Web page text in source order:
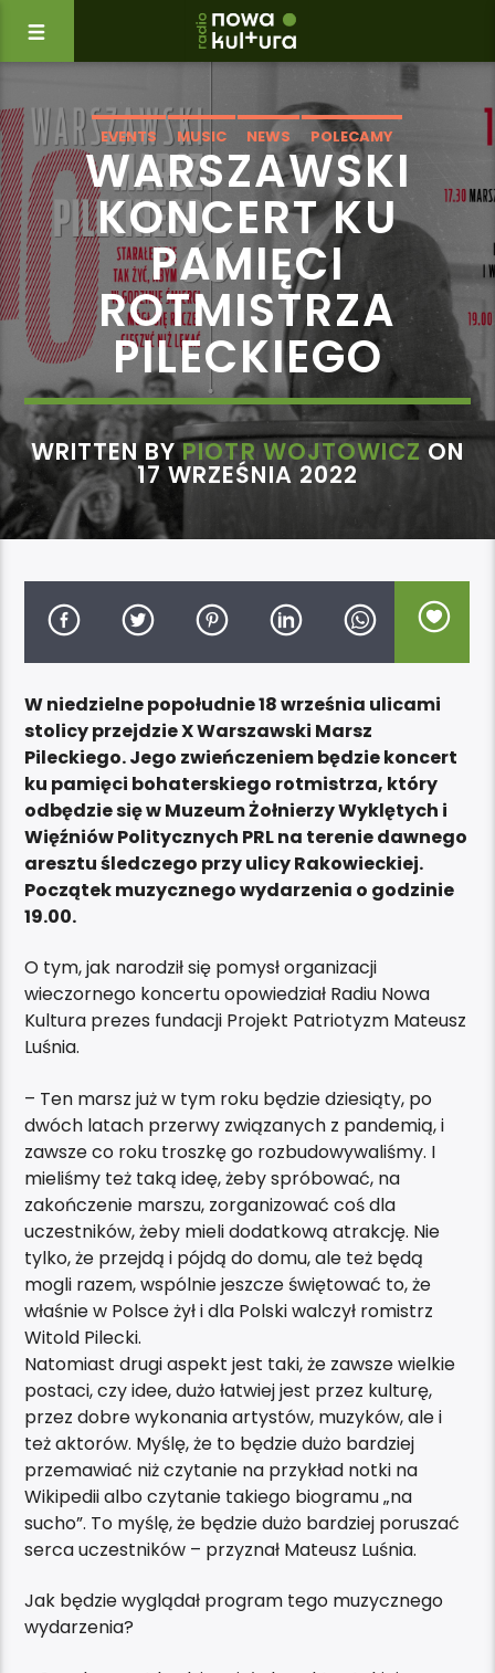
EVENTS MUSIC NEWS POLECAMY
WARSZAWSKI
KONCERT KU
PAMIĘCI
ROTMISTRZA
PILECKIEGO
WRITTEN BYPIOTR WOJTOWICZ ON
17 WRZEŚNIA 2022
W niedzielne popołudnie 18 września ulicami
stolicy przejdzie X Warszawski Marsz
Pileckiego. Jego zwieńczeniem będzie koncert
ku pamięci bohaterskiego rotmistrza, który
odbędzie się w Muzeum Żołnierzy Wyklętych i
Więźniów Politycznych PRL na terenie dawnego
aresztu śledczego przy ulicy Rakowieckiej.
Początek muzycznego wydarzenia o godzinie
19.00.
O tym, jak narodził się pomysł organizacji
wieczornego koncertu opowiedział Radiu Nowa
Kultura prezes fundacji Projekt Patriotyzm Mateusz
Luśnia.
– Ten marsz już w tym roku będzie dziesiąty, po
dwóch latach przerwy związanych z pandemią, i
zawsze co roku troszkę go rozbudowywaliśmy. I
mieliśmy też taką ideę, żeby spróbować, na
zakończenie marszu, zorganizować coś dla
uczestników, żeby mieli dodatkową atrakcję. Nie
tylko, że przejdą i pójdą do domu, ale też będą
mogli razem, wspólnie jeszcze świętować to, że
właśnie w Polsce żył i dla Polski walczył romistrz
Witold Pilecki.
Natomiast drugi aspekt jest taki, że zawsze wielkie
postaci, czy idee, dużo łatwiej jest przez kulturę,
przez dobre wykonania artystów, muzyków, ale i
też aktorów. Myślę, że to będzie dużo bardziej
przemawiać niż czytanie na przykład notki na
Wikipedii albo czytanie takiego biogramu „na
sucho”. To myślę, że będzie dużo bardziej poruszać
serca uczestników – przyznał Mateusz Luśnia.
Jak będzie wyglądał program tego muzycznego
wydarzenia?